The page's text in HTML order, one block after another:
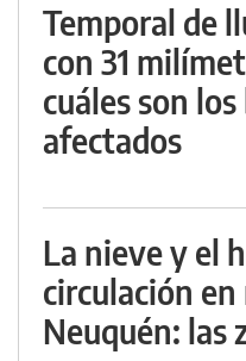
Temporal de
con 31
cuáles son
afectados
La nieve y el
circulación
Neuquén: las